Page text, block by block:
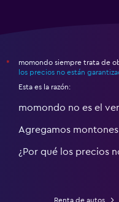
*
momondo siempre trata de
los precios no están
Esta es la razón:
momondo no es el
Agregamos
¿Por qué los precios
Renta de autos